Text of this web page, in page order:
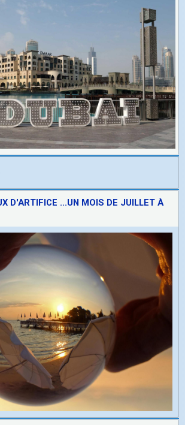
D'ARTIFICE ...UN MOIS DE JUILLET À